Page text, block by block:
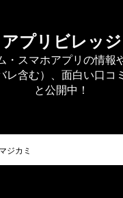
アプリビレッジ
・スマホアプリの情報
レ含む）、面白い口コ
と公開中！
マジカミ